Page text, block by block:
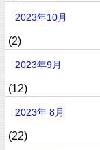
2023年10月
(2)
2023年9月
(12)
2023年 8月
(22)